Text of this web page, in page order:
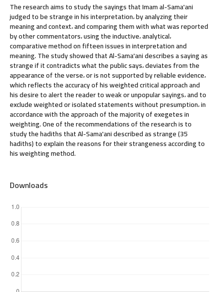
The research aims to study the sayings that Imam al-Sama'ani
judged to be strange in his interpretation، by analyzing their
meaning and context، and comparing them with what was reported
by other commentators، using the inductive، analytical،
comparative method on fifteen issues in interpretation and
meaning. The study showed that Al-Sama'ani describes a saying as
strange if it contradicts what the public says، deviates from the
appearance of the verse، or is not supported by reliable evidence،
which reflects the accuracy of his weighted critical approach and
his desire to alert the reader to weak or unpopular sayings، and to
exclude weighted or isolated statements without presumption، in
accordance with the approach of the majority of exegetes in
weighting. One of the recommendations of the research is to
study the hadiths that Al-Sama'ani described as strange (35
hadiths) to explain the reasons for their strangeness according to
his weighting method.
Downloads